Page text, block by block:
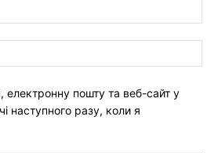
електронну пошту та веб-сайт у
наступного разу, коли я